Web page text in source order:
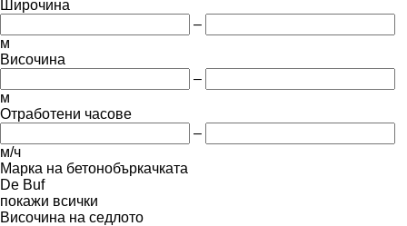
Широчина
–
м
Височина
–
м
Отработени часове
–
м/ч
Марка на бетонобъркачката
De Buf
покажи всички
Височина на седлото